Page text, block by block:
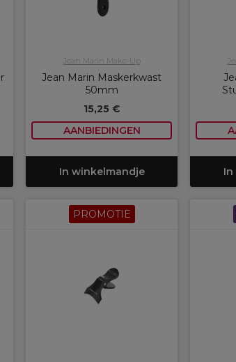
Jean Marin Make-Up
Jean Marin Maskerkwast
50mm
15,25 €
AANBIEDINGEN
In winkelmandje
PROMOTIE